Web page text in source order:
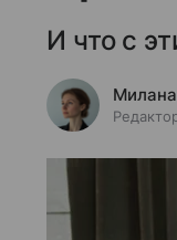
И что с